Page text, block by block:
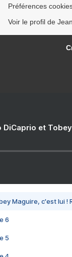
Préférences
Voir le profil de
DiCaprio et
Maguire, c'est lui !
6
5